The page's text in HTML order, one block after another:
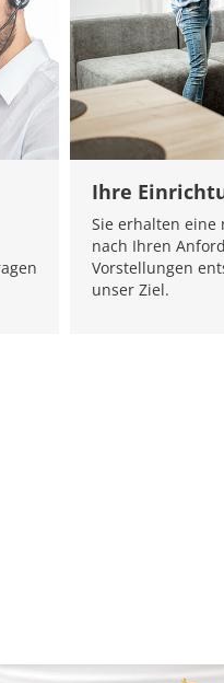
Ihre
Sie erhalten eine
nach Ihren
Vorstellungen
unser Ziel.